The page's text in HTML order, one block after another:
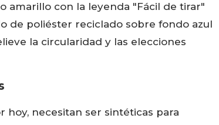
necesitan ser sintéticas para